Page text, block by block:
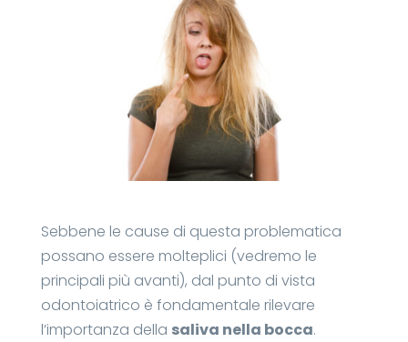
Sebbene le cause di questa problematica
possano essere molteplici (vedremo le
principali più avanti), dal punto di vista
odontoiatrico è fondamentale rilevare
l’importanza della saliva nella bocca.